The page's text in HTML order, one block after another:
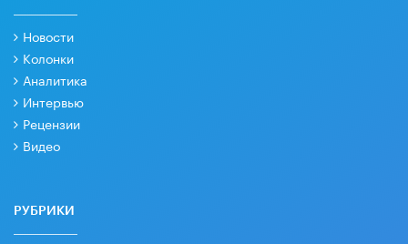
Новости
Колонки
Аналитика
Интервью
Рецензии
Видео
РУБРИКИ